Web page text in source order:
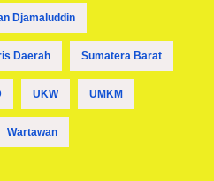
Djamaluddin
Daerah Sumatera Barat
UKW UMKM
Wartawan